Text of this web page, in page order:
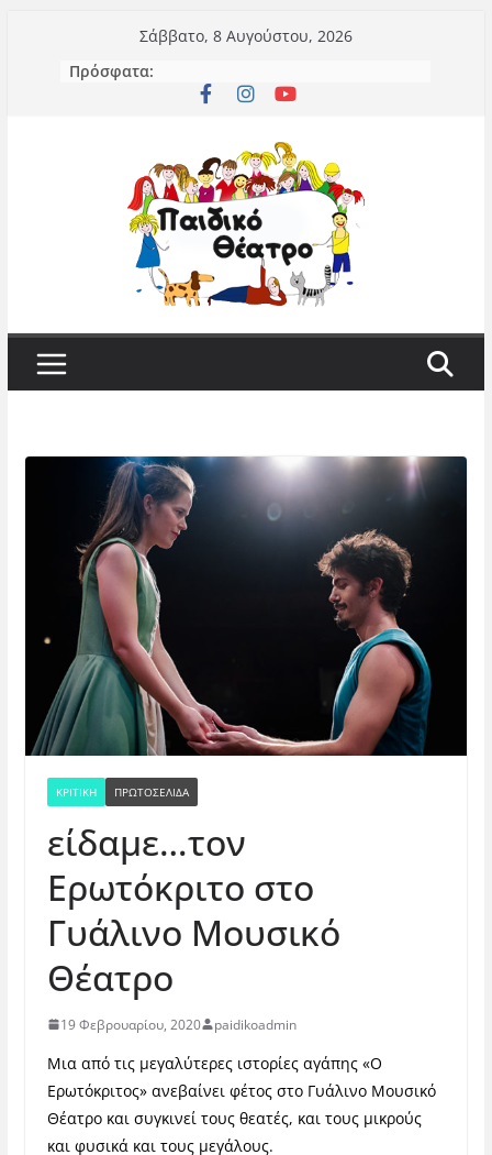
περιεχόμενο
Σάββατο, 8 Αυγούστου, 2026
Πρόσφατα:
ΚΡΙΤΙΚΗ ΠΡΩΤΟΣΕΛΙΔΑ
είδαμε…τον
Ερωτόκριτο στο
Γυάλινο Μουσικό
Θέατρο
19 Φεβρουαρίου, 2020 paidikoadmin
Μια από τις μεγαλύτερες ιστορίες αγάπης «Ο
Ερωτόκριτος» ανεβαίνει φέτος στο Γυάλινο Μουσικό
Θέατρο και συγκινεί τους θεατές, και τους μικρούς
και φυσικά και τους μεγάλους.